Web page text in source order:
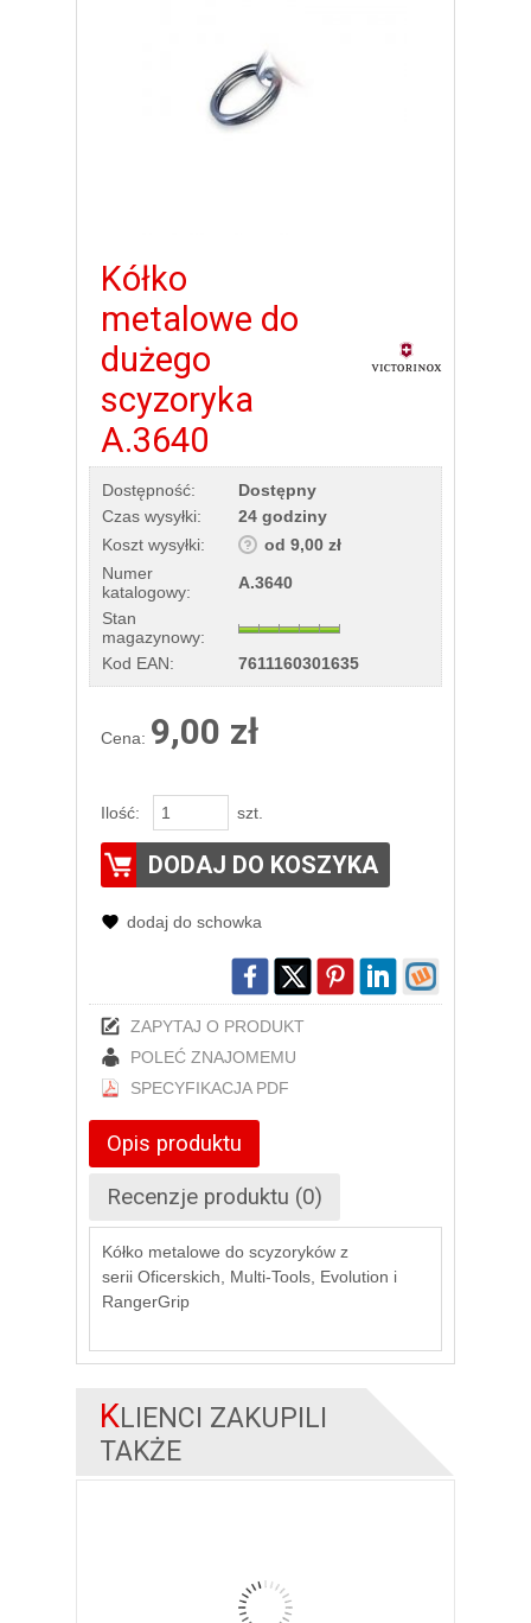
Kółko
metalowe do
dużego
scyzoryka
A.3640
Dostępność:
Dostępny
Czas wysyłki:
24 godziny
Koszt wysyłki:
od 9,00 zł
Numer
katalogowy:
A.3640
Stan
magazynowy:
Kod EAN:
7611160301635
Cena: 9,00 zł
Ilość: szt.
DODAJ DO KOSZYKA
dodaj do schowka
ZAPYTAJ O PRODUKT
POLEĆ ZNAJOMEMU
SPECYFIKACJA PDF
Opis produktu
Recenzje produktu (0)
Kółko metalowe do scyzoryków z
serii Oficerskich, Multi-Tools, Evolution i
RangerGrip
KLIENCI ZAKUPILI
TAKŻE